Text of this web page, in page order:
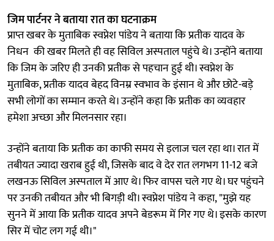
जिम पार्टनर ने बताया रात का घटनाक्रम
प्राप्त खबर के मुताबिक स्वप्नेश पांडेय ने बताया कि प्रतीक यादव के
निधन की खबर मिलते ही वह सिविल अस्पताल पहुंचे थे। उन्होंने बताया
कि जिम के जरिए ही उनकी प्रतीक से पहचान हुई थी। स्वप्नेश के
मुताबिक, प्रतीक यादव बेहद विनम्र स्वभाव के इंसान थे और छोटे-बड़े
सभी लोगों का सम्मान करते थे। उन्होंने कहा कि प्रतीक का व्यवहार
हमेशा अच्छा और मिलनसार रहा।
उन्होंने बताया कि प्रतीक का काफी समय से इलाज चल रहा था। रात में
तबीयत ज्यादा खराब हुई थी, जिसके बाद वे देर रात लगभग 11-12 बजे
लखनऊ सिविल अस्पताल में आए थे। फिर वापस चले गए थे। घर पहुंचने
पर उनकी तबीयत और भी बिगड़ी थी। स्वप्नेश पांडेय ने कहा, "मुझे यह
सुनने में आया कि प्रतीक यादव अपने बेडरूम में गिर गए थे। इसके कारण
सिर में चोट लग गई थी।"